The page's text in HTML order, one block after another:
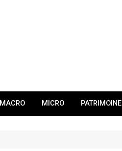
MACRO MICRO PATRIMOINE